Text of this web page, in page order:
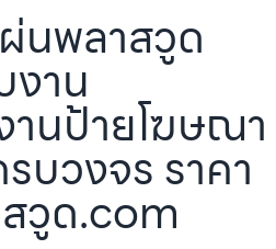
นพลาสวูด
าน
านป้ายโฆษณา
บวงจร ราคา
วูด.com